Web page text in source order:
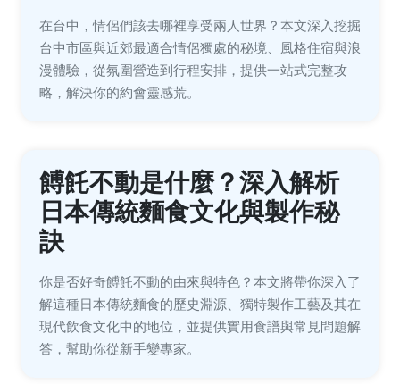
在台中，情侶們該去哪裡享受兩人世界？本文深入挖掘
台中市區與近郊最適合情侶獨處的秘境、風格住宿與浪
漫體驗，從氛圍營造到行程安排，提供一站式完整攻
略，解決你的約會靈感荒。
餺飥不動是什麼？深入解析
日本傳統麵食文化與製作秘
訣
你是否好奇餺飥不動的由來與特色？本文將帶你深入了
解這種日本傳統麵食的歷史淵源、獨特製作工藝及其在
現代飲食文化中的地位，並提供實用食譜與常見問題解
答，幫助你從新手變專家。